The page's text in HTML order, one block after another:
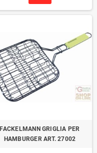
FACKELMANN GRIGLIA PER
HAMBURGER ART. 27002